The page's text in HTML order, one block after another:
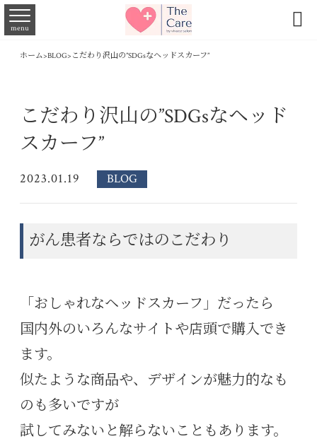
menu 
ホーム>BLOG> こだわり沢山の”SDGsなヘッドスカーフ”
こだわり沢山の”SDGsなヘッド
スカーフ”
2023.01.19 BLOG
がん患者ならではのこだわり
「おしゃれなヘッドスカーフ」だったら
国内外のいろんなサイトや店頭で購入でき
ます。
似たような商品や、デザインが魅力的なも
のも多いですが
試してみないと解らないこともあります。